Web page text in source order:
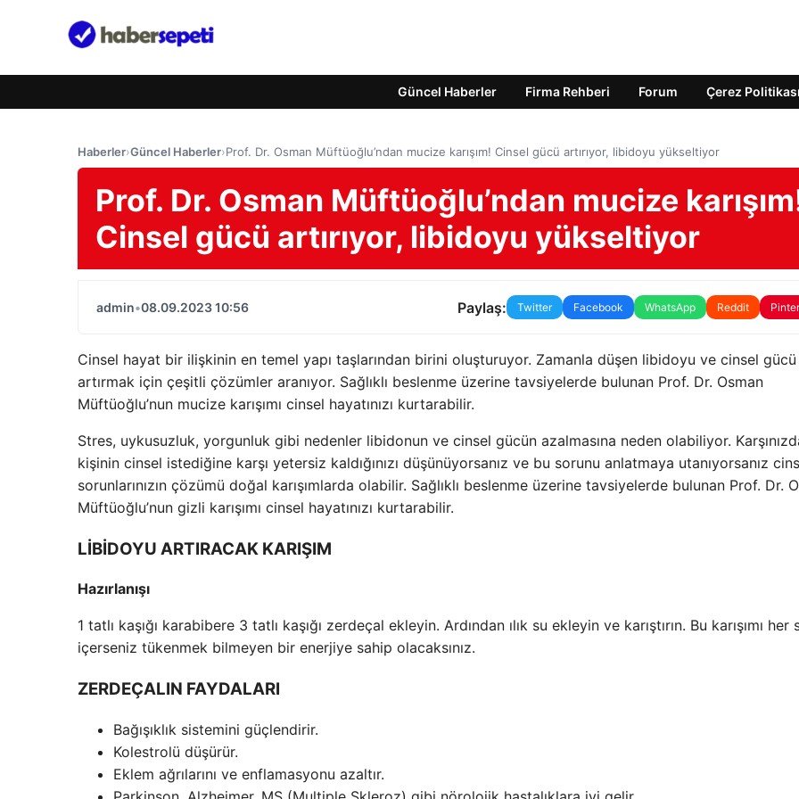
Güncel Haberler Firma Rehberi Forum Çerez Politikası
Haberler›Güncel Haberler›Prof. Dr. Osman Müftüoğlu’ndan mucize karışım! Cinsel gücü artırıyor, libidoyu yükseltiyor
Prof. Dr. Osman Müftüoğlu’ndan mucize
Cinsel gücü artırıyor, libidoyu yükseltiyor
admin•08.09.2023 10:56 Paylaş: Twitter Facebook WhatsApp Reddit
Cinsel hayat bir ilişkinin en temel yapı taşlarından birini oluşturuyor. Zamanla düşen libidoyu ve cinsel gücü
artırmak için çeşitli çözümler aranıyor. Sağlıklı beslenme üzerine tavsiyelerde bulunan Prof. Dr. Osman
Müftüoğlu’nun mucize karışımı cinsel hayatınızı kurtarabilir.
Stres, uykusuzluk, yorgunluk gibi nedenler libidonun ve cinsel gücün azalmasına neden olabiliyor.
kişinin cinsel istediğine karşı yetersiz kaldığınızı düşünüyorsanız ve bu sorunu anlatmaya utanıyorsanız
sorunlarınızın çözümü doğal karışımlarda olabilir. Sağlıklı beslenme üzerine tavsiyelerde bulunan Prof. Dr.
Müftüoğlu’nun gizli karışımı cinsel hayatınızı kurtarabilir.
LİBİDOYU ARTIRACAK KARIŞIM
Hazırlanışı
1 tatlı kaşığı karabibere 3 tatlı kaşığı zerdeçal ekleyin. Ardından ılık su ekleyin ve karıştırın. Bu karışımı her
içerseniz tükenmek bilmeyen bir enerjiye sahip olacaksınız.
ZERDEÇALIN FAYDALARI
Bağışıklık sistemini güçlendirir.
Kolestrolü düşürür.
Eklem ağrılarını ve enflamasyonu azaltır.